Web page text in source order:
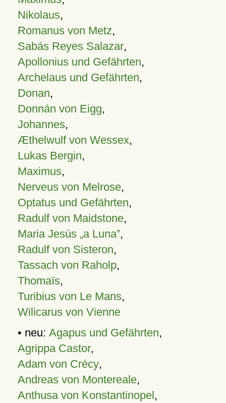
Nikolaus,
Romanus von Metz,
Sabás Reyes Salazar,
Apollonius und Gefährten,
Archelaus und Gefährten,
Donan,
Donnán von Eigg,
Johannes,
Æthelwulf von Wessex,
Lukas Bergin,
Maximus,
Nerveus von Melrose,
Optatus und Gefährten,
Radulf von Maidstone,
Maria Jesús „a Luna”,
Radulf von Sisteron,
Tassach von Raholp,
Thomaïs,
Turibius von Le Mans,
Wilicarus von Vienne
• neu: Agapus und Gefährten,
Agrippa Castor,
Adam von Crécy,
Andreas von Montereale,
Anthusa von Konstantinopel,